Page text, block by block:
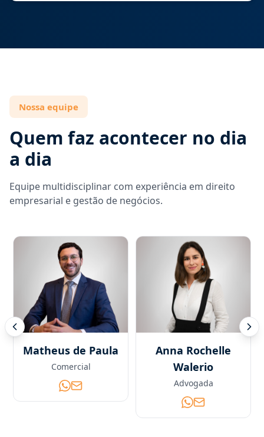
Nossa equipe
Quem faz acontecer no dia
a dia
Equipe multidisciplinar com experiência em direito
empresarial e gestão de negócios.
Matheus de Paula
Comercial
Anna Rochelle
Walerio
Advogada